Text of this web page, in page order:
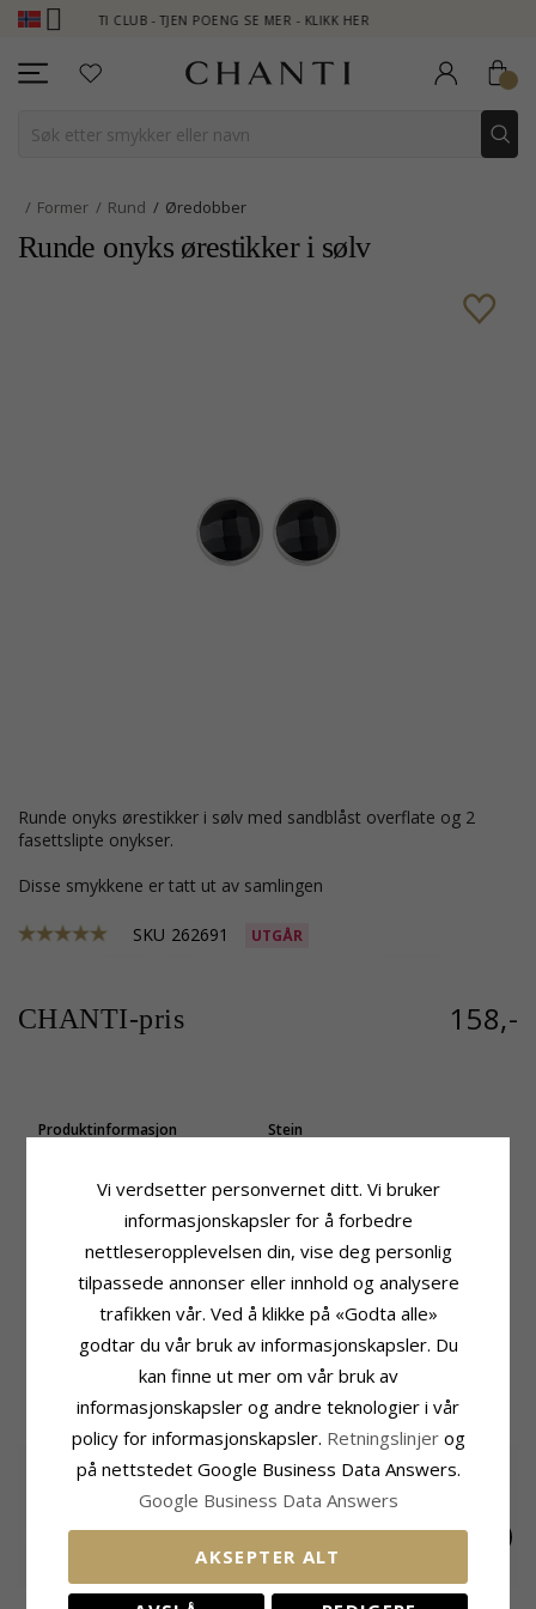
CHANTI CLUB - TJEN POENG SE MER - KLIKK HER
Former Rund Øredobber
Runde onyks ørestikker i sølv
runde onyks ørestikker i sølv med sandblåst overflate og 2
fasettslipte onykser.
Disse smykkene er tatt ut av samlingen
SKU 262691 UTGÅR
CHANTI-pris 158,-
Produktinformasjon
Øredobber: Ørestikker
Sølv
Overflate: Sandblåst
Stein
Stein: Onyks
Diameter: 9,0 mm
Leveringstid
Leveringstid: Ca. 5-10 Hverdager
MEST POPULÆRE PRODUKTER I
KATEGORIEN
10 mm Støvring
SALE
13 mm diamant creol
10 mm Støvring
Vi verdsetter personvernet ditt. Vi bruker
informasjonskapsler for å forbedre
nettleseropplevelsen din, vise deg personlig
tilpassede annonser eller innhold og analysere
trafikken vår. Ved å klikke på «Godta alle»
godtar du vår bruk av informasjonskapsler. Du
kan finne ut mer om vår bruk av
informasjonskapsler og andre teknologier i vår
policy for informasjonskapsler. Retningslinjer og
på nettstedet Google Business Data Answers.
Google Business Data Answers
AKSEPTER ALT